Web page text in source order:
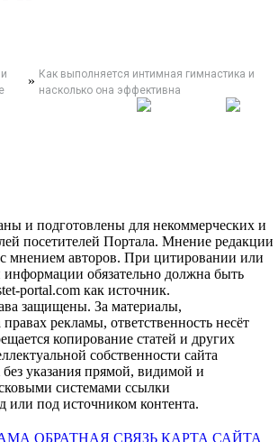
» Как выполняется интимная гимнастика и
насколько она эффективна
и подготовлены для некоммерческих и
посетителей Портала. Мнение редакции
с мнением авторов. При цитировании или
обязательно должна быть
portal.com как источник.
защищены. За материалы,
рекламы, ответственность несёт
копирование статей и других
собственности сайта
указания прямой, видимой и
системами ссылки
или под источником контента.
ОБРАТНАЯ СВЯЗЬ КАРТА САЙТА